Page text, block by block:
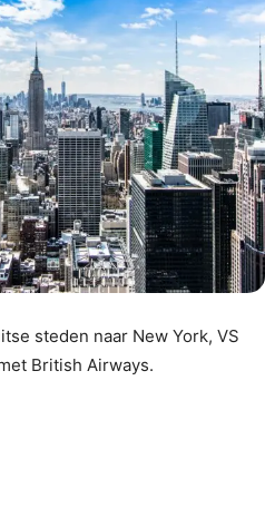
steden naar New York, VS
British Airways.